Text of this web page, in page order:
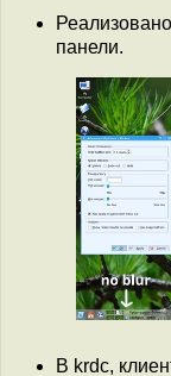
панели.
В krdc,